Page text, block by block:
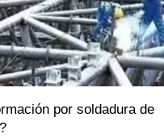
por soldadura de